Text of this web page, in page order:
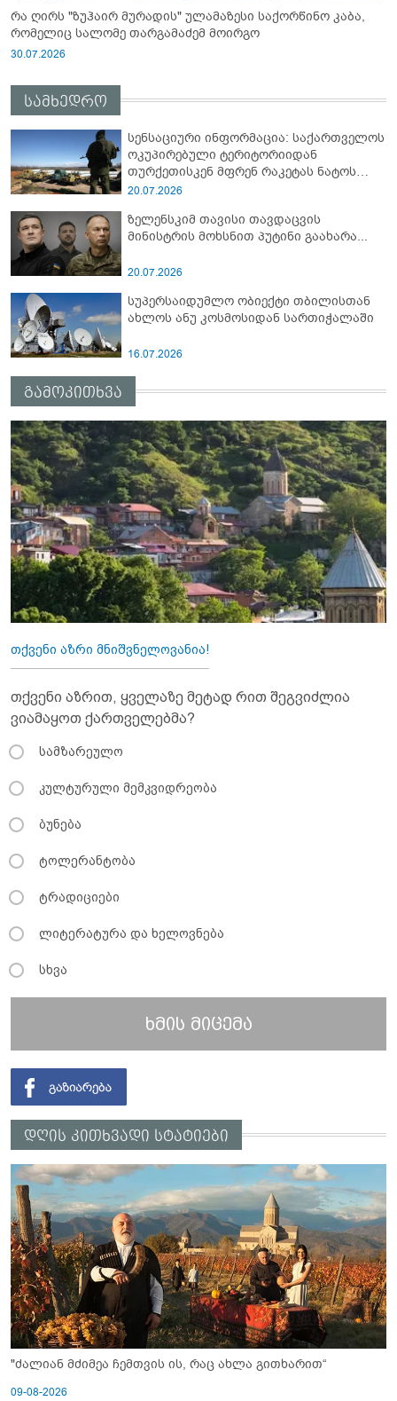
რა ღირს "ზუჰაირ მურადის" ულამაზესი საქორწინო კაბა,
რომელიც სალომე თარგამაძემ მოირგო
30.07.2026
სამხედრო
სენსაციური ინფორმაცია: საქართველოს
ოკუპირებული ტერიტორიიდან
თურქეთისკენ მფრენ რაკეტას ნატოს
სამიტი კინაღამ ჩაუშლია
20.07.2026
ზელენსკიმ თავისი თავდაცვის
მინისტრის მოხსნით პუტინი გაახარა...
20.07.2026
სუპერსაიდუმლო ობიექტი თბილისთან
ახლოს ანუ კოსმოსიდან სართიჭალაში
16.07.2026
გამოკითხვა
თქვენი აზრი მნიშვნელოვანია!
თქვენი აზრით, ყველაზე მეტად რით შეგვიძლია
ვიამაყოთ ქართველებმა?
სამზარეულო
კულტურული მემკვიდრეობა
ბუნება
ტოლერანტობა
ტრადიციები
ლიტერატურა და ხელოვნება
სხვა
ხმის მიცემა
დღის კითხვადი სტატიები
"ძალიან მძიმეა ჩემთვის ის, რაც ახლა გითხარით“
09-08-2026